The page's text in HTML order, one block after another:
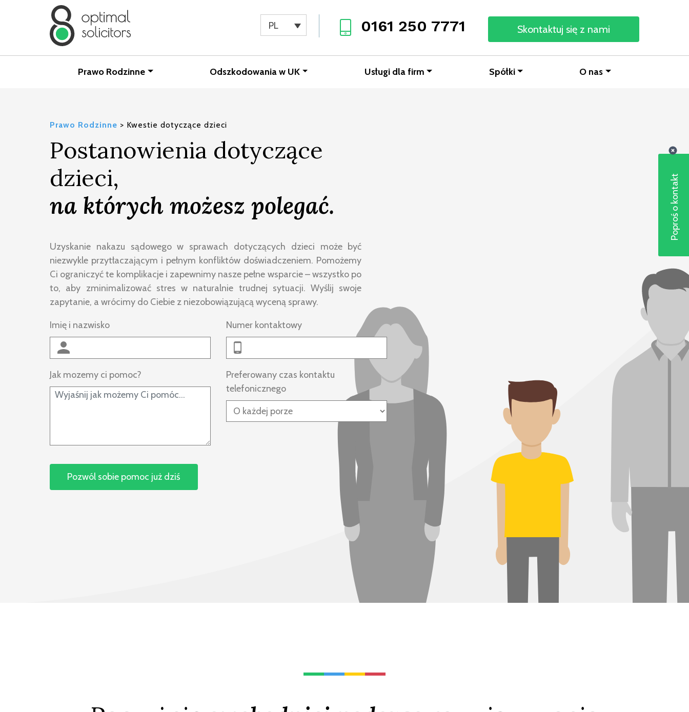
0161 250 7771 Skontaktuj się z nami
PL
Prawo Rodzinne Odszkodowania w UK Usługi dla firm Spółki O nas
Prawo Rodzinne > Kwestie dotyczące dzieci
Postanowienia dotyczące
dzieci,
na których możesz polegać.
Uzyskanie nakazu sądowego w sprawach dotyczących dzieci może być
niezwykle przytłaczającym i pełnym konfliktów doświadczeniem. Pomożemy
Ci ograniczyć te komplikacje i zapewnimy nasze pełne wsparcie – wszystko po
to, aby zminimalizować stres w naturalnie trudnej sytuacji. Wyślij swoje
zapytanie, a wrócimy do Ciebie z niezobowiązującą wyceną sprawy.
Imię i nazwisko Numer kontaktowy
Jak mozemy ci pomoc?
Preferowany czas kontaktu
telefonicznego
Poproś o kontakt